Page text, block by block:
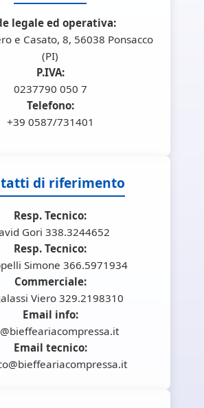
legale ed operativa:
e Casato, 8, 56038 Ponsacco
(PI)
P.IVA:
0237790 050 7
Telefono:
+39 0587/731401
di riferimento
Resp. Tecnico:
Gori 338.3244652
Resp. Tecnico:
Simone 366.5971934
Commerciale:
Viero 329.2198310
Email info:
Email tecnico: